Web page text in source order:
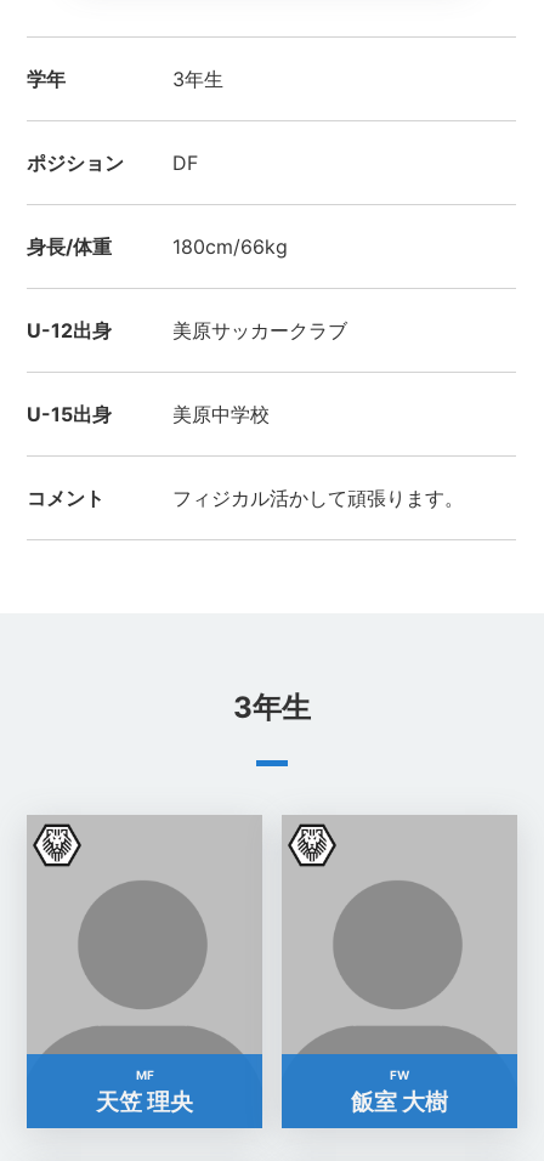
学年 3年生
ポジション DF
身長/体重 180cm/66kg
U-12出身 美原サッカークラブ
U-15出身 美原中学校
コメント フィジカル活かして頑張ります。
3年生
MF
天笠 理央
FW
飯室 大樹